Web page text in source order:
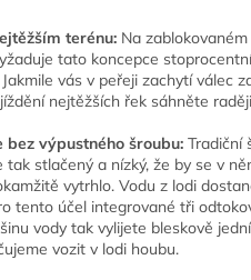
terénu: Na
tato koncepce
vás v peřeji zachytí válec
nejtěžších řek sáhněte
bez výpustného šroubu: Tradiční
tak stlačený a nízký, že by se v
vytrhlo. Vodu z lodi
tento účel integrované tři
vody tak vylijete bleskově
vozit v lodi houbu.